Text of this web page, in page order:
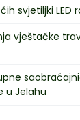
svjetiljki LED
vještačke
u Jelahu